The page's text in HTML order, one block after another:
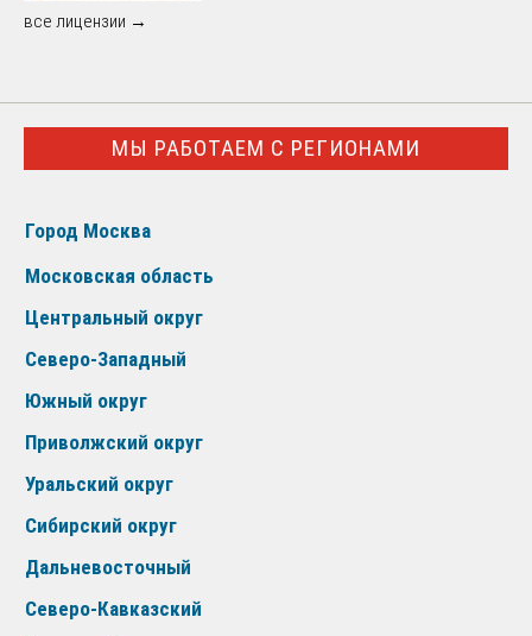
все лицензии →
МЫ РАБОТАЕМ С РЕГИОНАМИ
Город Москва
Московская область
Центральный округ
Северо-Западный
Южный округ
Приволжский округ
Уральский округ
Сибирский округ
Дальневосточный
Северо-Кавказский